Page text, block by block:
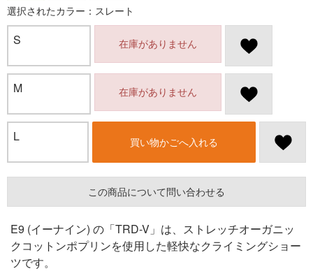
選択されたカラー：スレート
S 在庫がありません
M 在庫がありません
L 買い物かごへ入れる
この商品について問い合わせる
E9 (イーナイン) の「TRD-V」は、ストレッチオーガニッ
クコットンポプリンを使用した軽快なクライミングショー
ツです。